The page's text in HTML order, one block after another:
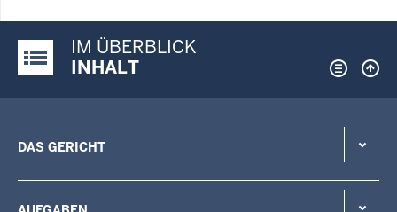
Justiz-Portal im Überblick:
IM ÜBERBLICK
INHALT
DAS GERICHT